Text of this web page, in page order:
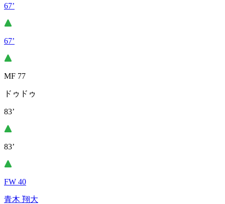
67’
67’
MF 77
ドゥドゥ
83’
83’
FW 40
青木 翔大